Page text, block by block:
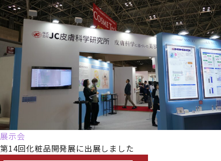
展示会
第14回化粧品開発展に出展しました